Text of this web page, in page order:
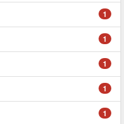
1
1
1
1
1